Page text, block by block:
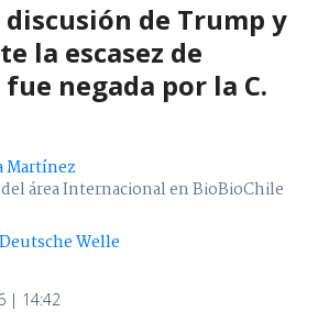
discusión de Trump y
la escasez de
negada por la C.
Martínez
área Internacional en BioBioChile
Deutsche Welle
| 14:42